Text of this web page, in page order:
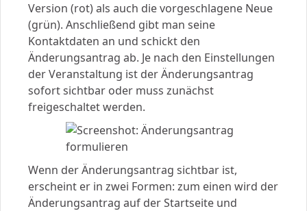
Version (rot) als auch die vorgeschlagene Neue
(grün). Anschließend gibt man seine
Kontaktdaten an und schickt den
Änderungsantrag ab. Je nach den Einstellungen
der Veranstaltung ist der Änderungsantrag
sofort sichtbar oder muss zunächst
freigeschaltet werden.
Wenn der Änderungsantrag sichtbar ist,
erscheint er in zwei Formen: zum einen wird der
Änderungsantrag auf der Startseite und